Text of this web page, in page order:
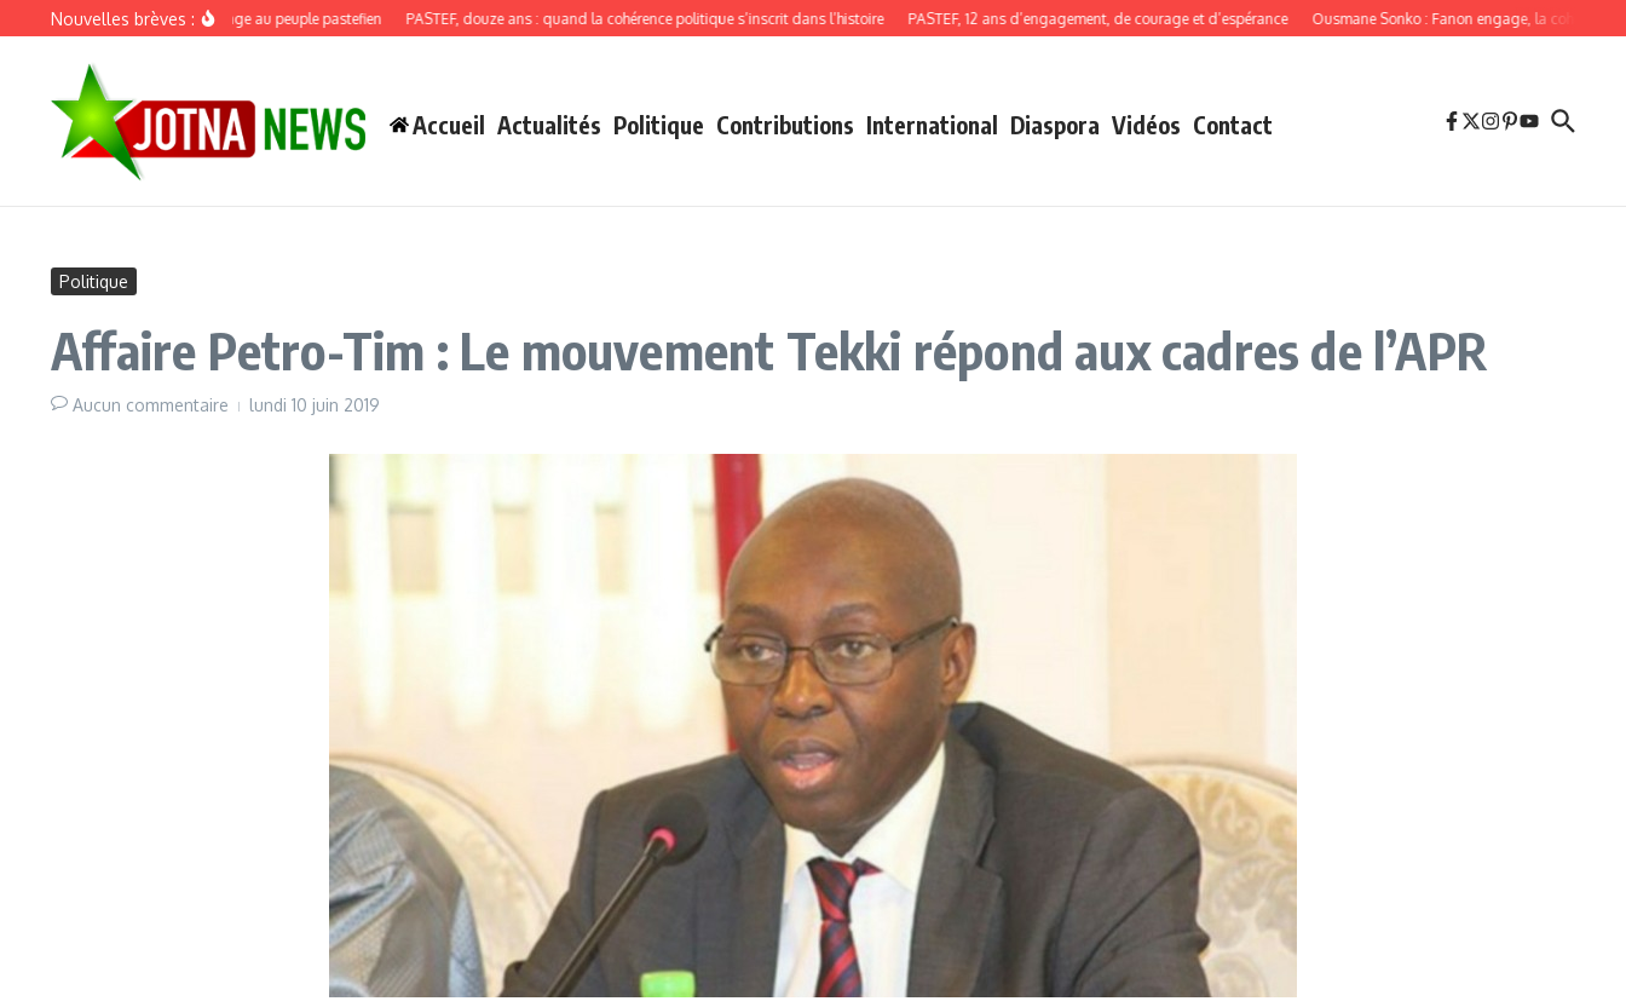
Aller au contenu
Nouvelles brèves :
Discours de recadrage au peuple pastefien PASTEF, douze ans : quand la cohérence politique s’inscrit dans l’histoire PASTEF, 12 ans d’engagement, de courage et d’espérance Ousmane Sonko : Fanon engage, la cohérence oblige
Accueil Actualités Politique Contributions International Diaspora Vidéos Contact
Politique
Affaire Petro-Tim : Le mouvement Tekki répond aux cadres de l’APR
Aucun commentaire lundi 10 juin 2019